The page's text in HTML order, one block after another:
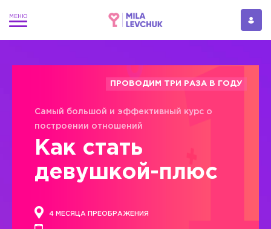
ПРОВОДИМ ТРИ РАЗА В ГОДУ
Самый большой и эффективный курс о
построении отношений
Как стать
девушкой-плюс
4 МЕСЯЦА ПРЕОБРАЖЕНИЯ